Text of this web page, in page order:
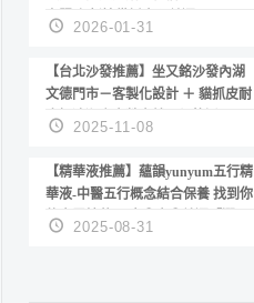
套服務 新娘備婚省心首選！
2026-01-31
【台北沙發推薦】坐又銘沙發內湖
文德門市－客製化設計 ＋ 貓抓皮耐
磨好清潔｜直營直銷、價格透明
高CP值打造夢想居家風格
2025-11-08
【精華液推薦】蘊韻yunyum五行精
華液-中醫五行概念結合保養 找到你
的專屬精華！ 水㊀土㊀就選「潤・
賦精華」維持肌膚剛剛好的平衡
2025-08-31